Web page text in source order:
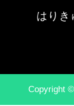
はり
Copyright